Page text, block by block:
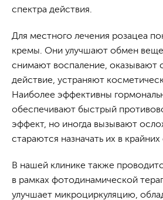
спектра действия.
Для местного лечения розацеа
кремы. Они улучшают обмен
снимают воспаление,
действие, устраняют
Наиболее эффективны
обеспечивают быстрый
эффект, но иногда вызывают
стараются назначать их в крайних
В нашей клинике также
в рамках фотодинамической
улучшает микроциркуляцию,